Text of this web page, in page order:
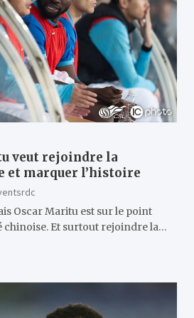
veut rejoindre la
et marquer l’histoire
Oscar Maritu est sur le point
chinoise. Et surtout rejoindre la…